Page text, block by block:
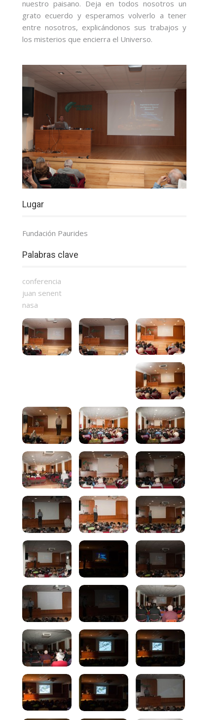
nuestro paisano. Deja en todos nosotros un
grato ecuerdo y esperamos volverlo a tener
entre nosotros, explicándonos sus trabajos y
los misterios que encierra el Universo.
Lugar
Fundación Paurides
Palabras clave
conferencia
juan senent
nasa